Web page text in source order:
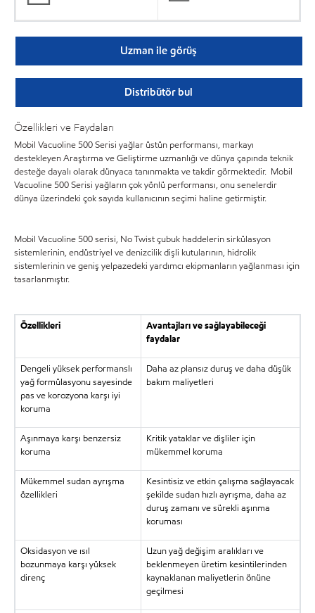
Uzman ile görüş
Distribütör bul
Özellikleri ve Faydaları
Mobil Vacuoline 500 Serisi yağlar üstün performansı, markayı
destekleyen Araştırma ve Geliştirme uzmanlığı ve dünya çapında teknik
desteğe dayalı olarak dünyaca tanınmakta ve takdir görmektedir. Mobil
Vacuoline 500 Serisi yağların çok yönlü performansı, onu senelerdir
dünya üzerindeki çok sayıda kullanıcının seçimi haline getirmiştir.
Mobil Vacuoline 500 serisi, No Twist çubuk haddelerin sirkülasyon
sistemlerinin, endüstriyel ve denizcilik dişli kutularının, hidrolik
sistemlerinin ve geniş yelpazedeki yardımcı ekipmanların yağlanması için
tasarlanmıştır.
Özellikleri
Avantajları ve sağlayabileceği
faydalar
Dengeli yüksek performanslı
yağ formülasyonu sayesinde
pas ve korozyona karşı iyi
koruma
Daha az plansız duruş ve daha düşük
bakım maliyetleri
Aşınmaya karşı benzersiz
koruma
Kritik yataklar ve dişliler için
mükemmel koruma
Mükemmel sudan ayrışma
özellikleri
Kesintisiz ve etkin çalışma sağlayacak
şekilde sudan hızlı ayrışma, daha az
duruş zamanı ve sürekli aşınma
koruması
Oksidasyon ve ısıl
bozunmaya karşı yüksek
direnç
Uzun yağ değişim aralıkları ve
beklenmeyen üretim kesintilerinden
kaynaklanan maliyetlerin önüne
geçilmesi